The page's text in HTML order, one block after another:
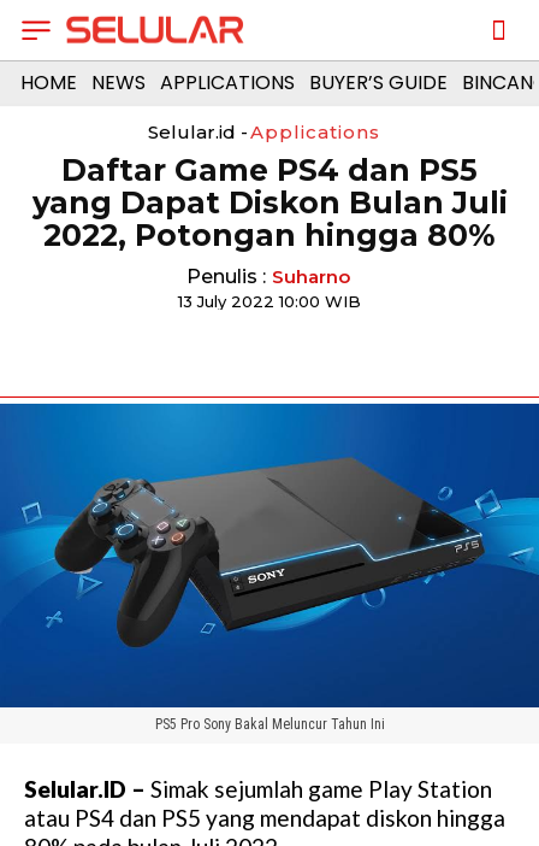
HOME NEWS APPLICATIONS BUYER’S GUIDE
Selular.id -Applications
Daftar Game PS4 dan PS5
yang Dapat Diskon Bulan Juli
2022, Potongan hingga 80%
Penulis : Suharno
13 July 2022 10:00 WIB
PS5 Pro Sony Bakal Meluncur Tahun Ini
Selular.ID – Simak sejumlah game Play Station
atau PS4 dan PS5 yang mendapat diskon hingga